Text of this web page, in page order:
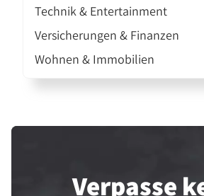
Technik & Entertainment
Versicherungen & Finanzen
Wohnen & Immobilien
Verpasse